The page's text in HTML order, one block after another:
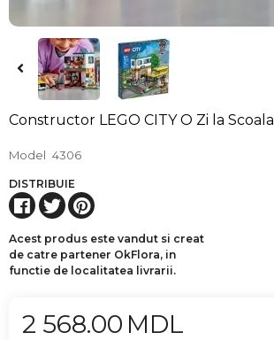
Constructor LEGO CITY O Zi la Scoala
Model 4306
DISTRIBUIE
Acest produs este vandut si creat
de catre partener OkFlora, in
functie de localitatea livrarii.
2 568.00 MDL